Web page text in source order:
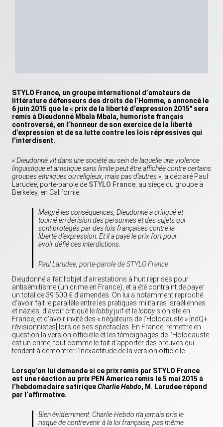
STYLO France, un groupe international d’amateurs de
littérature défenseurs des droits de l’Homme, a annoncé le
6 juin 2015 que le « prix de la liberté d’expression 2015″ sera
remis à Dieudonné Mbala Mbala, humoriste français
controversé, en l’honneur de son exercice de la liberté
d’expression et de sa lutte contre les lois répressives qui
l’interdisent.
« Dieudonné vit dans une société au sein de laquelle une violence
linguistique et artistique sans limite peut être affichée contre certains
groupes ethniques ou religieux, mais pas d’autres » , a déclaré Paul
Larudee, porte-parole de STYLO France , au siège du groupe à
Berkeley, en Californie.
Malgré les conséquences, Dieudonné a critiqué et
tourné en dérision des personnes et des sujets qui
sont protégés par des lois françaises contre la
liberté d’expression. Et il a payé le prix fort pour
avoir défié ces interdictions.
Paul Larudee, porte-parole de STYLO France
Dieudonné a fait l’objet d’arrestations à huit reprises pour
antisémitisme (un crime en France), et a été contraint de payer
un total de 39 500 € d’amendes. On lui a notamment reproché
d’avoir fait le parallèle entre les pratiques militaires israéliennes
et nazies, d’avoir critiqué lelobbyjuif et lelobbysioniste en
France, et d’avoir invité des « négateurs de l’Holocauste » [ndQ+ :
révisionnistes] lors de ses spectacles. En France, remettre en
question la version officielle et les témoignages de l’Holocauste
est un crime, tout comme le fait d’apporter des preuves qui
tendent à démontrer l’inexactitude de la version officielle.
Lorsqu’on lui demande si ce prix remis par STYLO France
est une réaction au prix PEN America remis le 5 mai 2015 à
l’hebdomadaire satiriqueCharlie Hebdo, M. Larudee répond
par l’affirmative.
Bien évidemment. Charlie Hebdo n’a jamais pris le
risque de contrevenir à la loi française, pas même